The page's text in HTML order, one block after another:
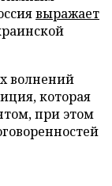
выражает
волнений
которая
при этом